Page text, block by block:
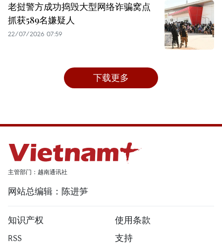
老挝警方成功捣毁大型网络诈骗窝点
抓获589名嫌疑人
22/07/2026 07:59
下载更多
主管部门：越南通讯社
网站总编辑：陈进笋
知识产权
使用条款
RSS
支持